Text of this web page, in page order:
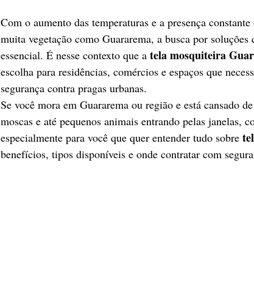
Com o aumento das temperaturas e a presença
muita vegetação como Guararema, a busca por
essencial. É nesse contexto que a tela mosquiteira
escolha para residências, comércios e espaços que
segurança contra pragas urbanas.
Se você mora em Guararema ou região e está cansado
moscas e até pequenos animais entrando pelas janelas,
especialmente para você que quer entender tudo sobre
benefícios, tipos disponíveis e onde contratar com